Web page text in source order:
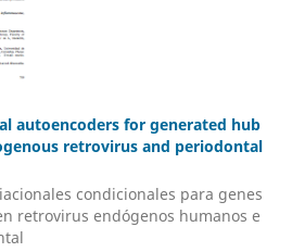
autoencoders for generated hub
retrovirus and periodontal
condicionales para genes
retrovirus endógenos humanos e